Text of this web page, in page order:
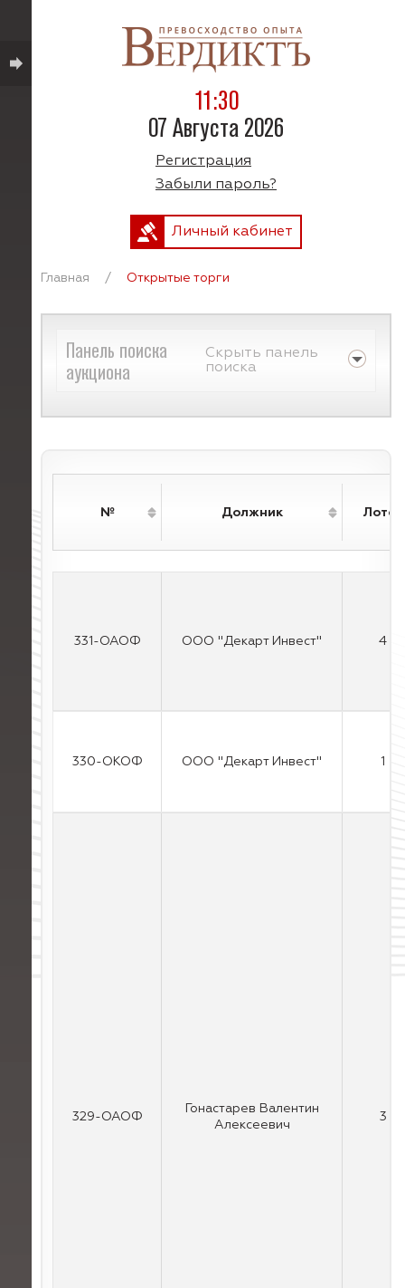
11:30
07 Августа 2026
Регистрация
Забыли пароль?
Личный кабинет
Главная / Открытые торги
Панель поиска
аукциона
Скрыть панель
поиска
№ Должник Лотов
331-ОАОФ ООО "Декарт Инвест" 4
330-ОКОФ ООО "Декарт Инвест" 1
329-ОАОФ
Гонастарев Валентин
Алексеевич
3